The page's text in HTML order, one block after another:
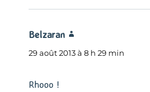
Belzaran
29 août 2013 à 8 h 29 min
Rhooo !